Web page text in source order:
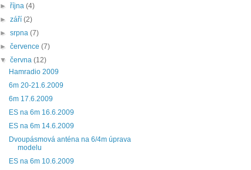
►října(4)
►září(2)
►srpna(7)
►července(7)
▼června(12)
Hamradio 2009
6m 20-21.6.2009
6m 17.6.2009
ES na 6m 16.6.2009
ES na 6m 14.6.2009
Dvoupásmová anténa na 6/4m úprava
modelu
ES na 6m 10.6.2009